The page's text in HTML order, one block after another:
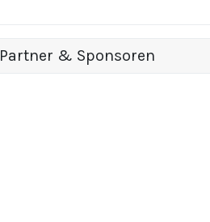
Partner & Sponsoren